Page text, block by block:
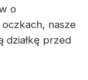
o
nasze
działkę przed